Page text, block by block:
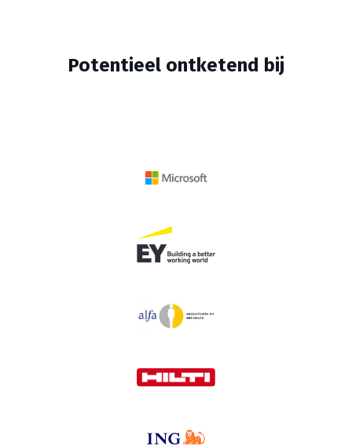
Potentieel ontketend bij